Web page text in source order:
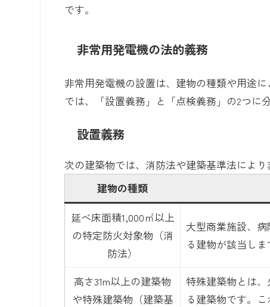
です。
非常用発電機の法的義務
非常用発電機の設置は、建物の種類や用途
では、「設置義務」と「点検義務」の2つに
設置義務
次の建築物では、消防法や建築基準法によ
建物の種類
延べ床面積1,000㎡以上
の特定防火対象物（消
防法）
大型商業施設、
る建物が該当しま
高さ31m以上の建築物
や特殊建築物（建築基
特殊建築物とは
る建築物です。